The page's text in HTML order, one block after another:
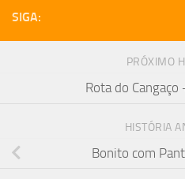
SIGA:
PRÓXIMO
Rota do
HISTÓRIA
Bonito com